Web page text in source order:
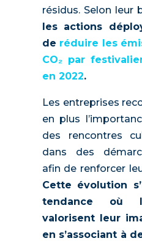
résidus. Selon leur
les actions
de réduire les
CO₂ par
en 2022.
Les entreprises
en plus
des rencontres
dans des
afin de renforcer
Cette évolution
tendance où
valorisent leur
en s’associant à